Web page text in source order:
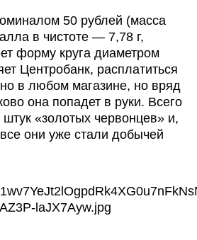
50 рублей (масса
в чистоте — 7,78 г,
форму круга диаметром
Центробанк, расплатиться
в любом магазине, но вряд
она попадет в руки. Всего
«золотых червонцев» и,
они уже стали добычей